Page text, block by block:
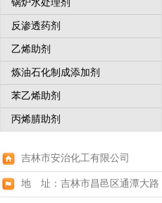
锅炉水处理剂
反渗透药剂
乙烯助剂
炼油石化制成添加剂
苯乙烯助剂
丙烯腈助剂
吉林市安治化工有限公司
地 址：吉林市昌邑区通潭大路